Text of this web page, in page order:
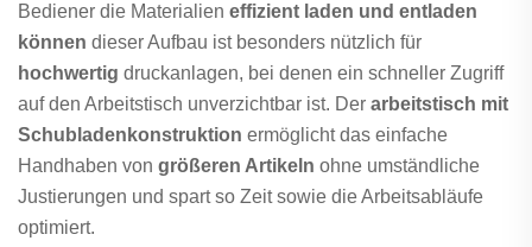
Bediener die Materialien effizient laden und entladen
können dieser Aufbau ist besonders nützlich für
hochwertig druckanlagen, bei denen ein schneller Zugriff
auf den Arbeitstisch unverzichtbar ist. Der arbeitstisch mit
Schubladenkonstruktion ermöglicht das einfache
Handhaben von größeren Artikeln ohne umständliche
Justierungen und spart so Zeit sowie die Arbeitsabläufe
optimiert.